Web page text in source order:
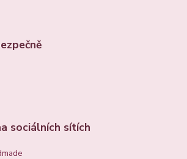
sociálních sítích